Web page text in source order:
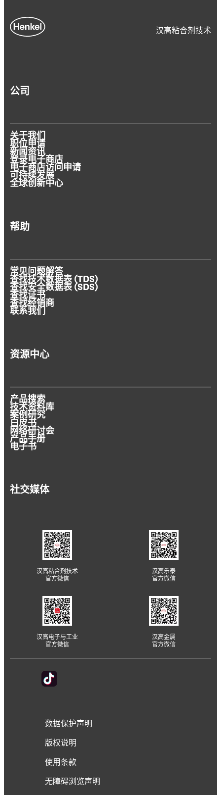
汉高粘合剂技术
公司
关于我们
职位申请
新闻资讯
登录电子商店
电子商店访问申请
可持续发展
全球创新中心
帮助
常见问题解答
查找技术数据表 (TDS)
查找安全数据表 (SDS)
查找证书
查找经销商
联系我们
资源中心
产品搜索
技术资料库
案例研究
白皮书
网络研讨会
产品手册
电子书
社交媒体
汉高粘合剂技术
官方微信
汉高乐泰
官方微信
汉高电子与工业
官方微信
汉高金属
官方微信
数据保护声明
版权说明
使用条款
无障碍浏览声明